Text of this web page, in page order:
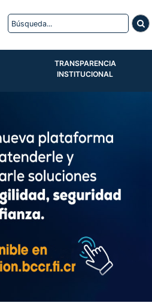
TRANSPARENCIA
INSTITUCIONAL